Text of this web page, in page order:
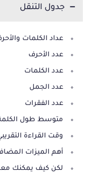
جدول التنقل
عداد الكلمات
عدد الأحرف
عدد الكلمات
عدد الجمل
عدد الفقرات
متوسط طول
وقت القراءة
أهم الميزات
لكن كيف يمكنك